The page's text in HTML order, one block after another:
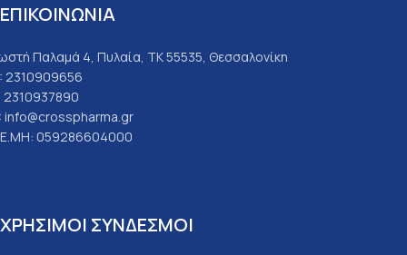
ΕΠΙΚΟΙΝΩΝΙΑ
Παλαμά 4, Πυλαία, ΤΚ 55535, Θεσσαλονίκη
2310909656
2310937890
info@crosspharma.gr
059286604000
ΧΡΗΣΙΜΟΙ ΣΥΝΔΕΣΜΟΙ